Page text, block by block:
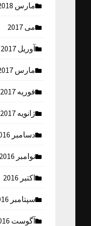
مارس 2018
می 2017
آوریل 2017
مارس 2017
فوریه 2017
ژانویه 2017
دسامبر 2016
نوامبر 2016
اکتبر 2016
سپتامبر 2016
آگوست 2016